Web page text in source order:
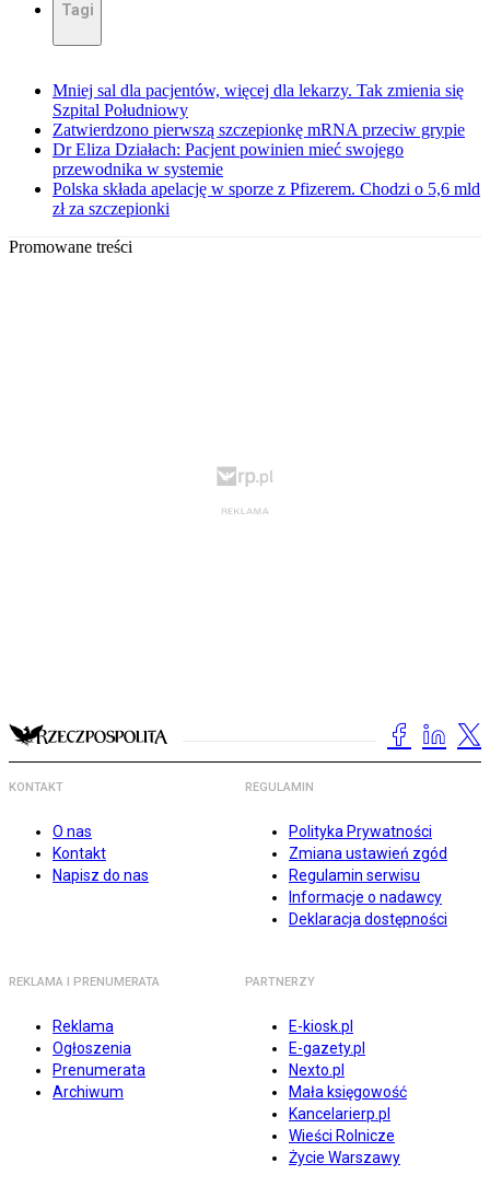
Tagi
Mniej sal dla pacjentów, więcej dla lekarzy. Tak zmienia się
Szpital Południowy
Zatwierdzono pierwszą szczepionkę mRNA przeciw grypie
Dr Eliza Działach: Pacjent powinien mieć swojego
przewodnika w systemie
Polska składa apelację w sporze z Pfizerem. Chodzi o 5,6 mld
zł za szczepionki
Promowane treści
KONTAKT
O nas
Kontakt
Napisz do nas
REGULAMIN
Polityka Prywatności
Zmiana ustawień zgód
Regulamin serwisu
Informacje o nadawcy
Deklaracja dostępności
REKLAMA I PRENUMERATA
Reklama
Ogłoszenia
Prenumerata
Archiwum
PARTNERZY
E-kiosk.pl
E-gazety.pl
Nexto.pl
Mała księgowość
Kancelarierp.pl
Wieści Rolnicze
Życie Warszawy